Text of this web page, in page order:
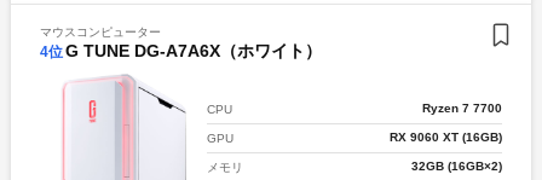
マウスコンピューター
4位G TUNE DG-A7A6X（ホワイト）
CPU Ryzen 7 7700
GPU RX 9060 XT (16GB)
メモリ 32GB (16GB×2)